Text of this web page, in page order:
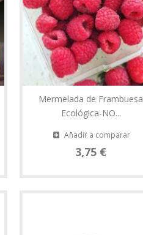
Mermelada de Frambuesa
Ecológica-NO...
Añadir a comparar
3,75 €